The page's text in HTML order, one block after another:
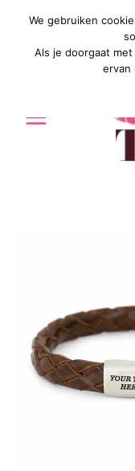
We gebruiken
Als je doorgaat
ervan